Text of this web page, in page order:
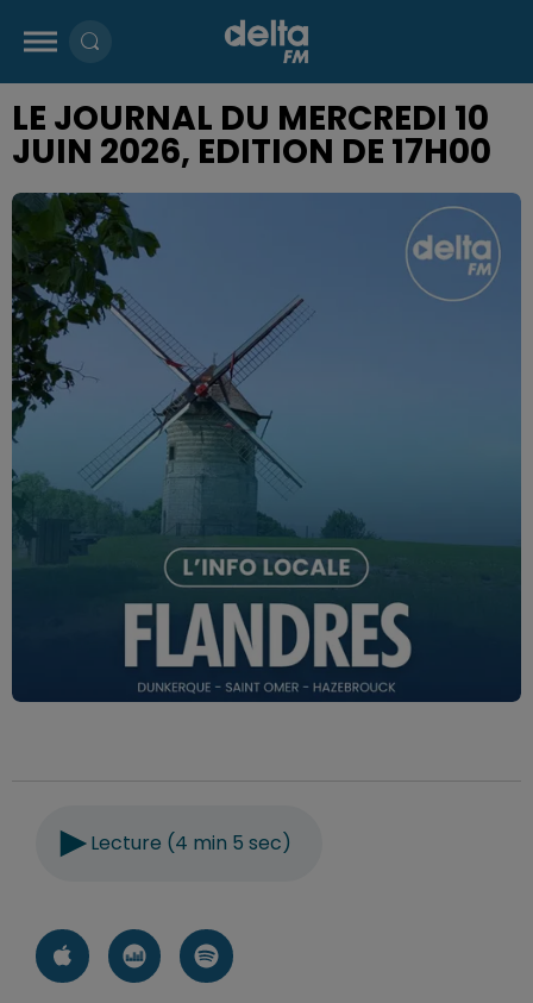
LE JOURNAL DU MERCREDI 10
JUIN 2026, EDITION DE 17H00
Lecture (4 min 5 sec)